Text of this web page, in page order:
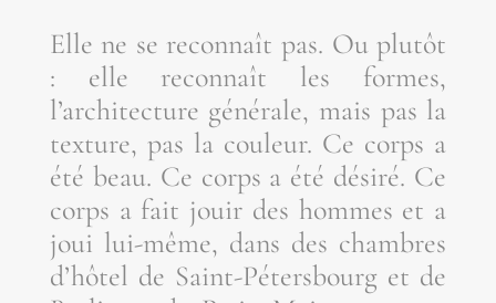
Elle ne se recon­naît pas. Ou plu­tôt
: elle recon­naît les formes,
l’architecture géné­rale, mais pas la
tex­ture, pas la cou­leur. Ce corps a
été beau. Ce corps a été dési­ré. Ce
corps a fait jouir des hommes et a
joui lui-même, dans des chambres
d’hôtel de Saint-Péters­bourg et de